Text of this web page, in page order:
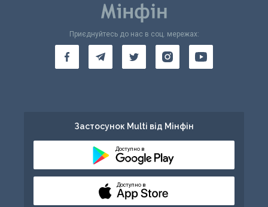
Приєднуйтесь до нас в соц. мережах:
Застосунок Multi від Мінфін
Доступно в
Доступно в